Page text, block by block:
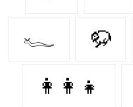
𓆑 🦬
👩‍👩‍👧